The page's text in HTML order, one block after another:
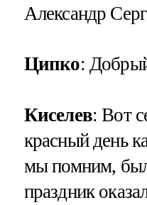
Александр
Ципко:
Киселев: Вот
красный день
мы помним,
праздник